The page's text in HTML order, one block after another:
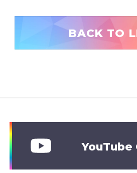
BACK TO
YouTube